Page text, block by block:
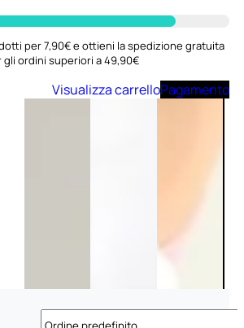
per 7,90€ e ottieni la spedizione gratuita
gli ordini superiori a 49,90€
Visualizza carrelloPagamento